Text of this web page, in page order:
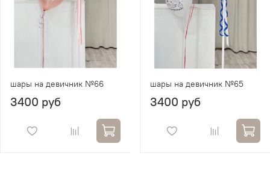
шары на девичник №66
3400 руб
шары на девичник №65
3400 руб